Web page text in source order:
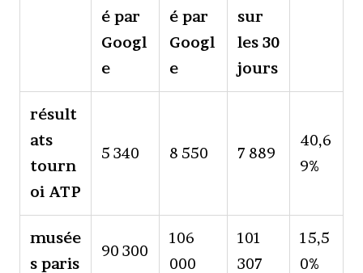
é par
Googl
e
é par
Googl
e
sur
les 30
jours
résult
ats
tourn
oi ATP
5 340 8 550 7 889
40,6
9%
musée
s paris
90 300
106
000
101
307
15,5
0%